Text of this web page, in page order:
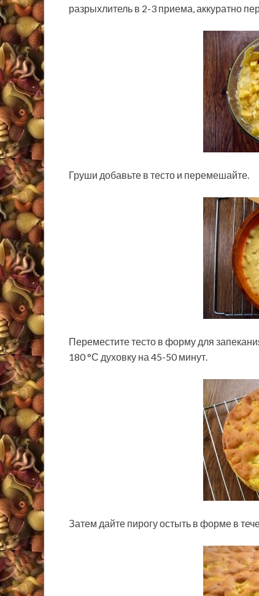
разрыхлитель в 2-3 приема, аккуратно
Груши добавьте в тесто и перемешайте.
Переместите тесто в форму для
180 °С духовку на 45-50 минут.
Затем дайте пирогу остыть в форме в